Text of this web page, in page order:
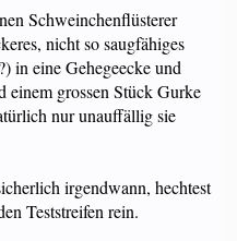
Schweinchenflüsterer
nicht so saugfähiges
in eine Gehegeecke und
einem grossen Stück Gurke
nur unauffällig sie
irgendwann, hechtest
Teststreifen rein.